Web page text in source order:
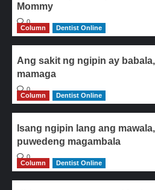
Mommy
0
Column
Dentist Online
Ang sakit ng ngipin ay
mamaga
0
Column
Dentist Online
Isang ngipin lang ang
puwedeng magambala
0
Column
Dentist Online